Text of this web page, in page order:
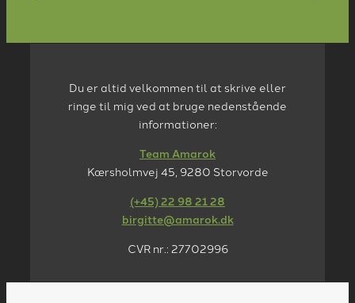
Du er altid velkommen til at skrive eller
ringe til mig ved at bruge nedenstående
informationer:
Team Amarok
Kærsholmvej 45, 9280 Storvorde
(+45) 22 98 21 28
birgitte@amarok.dk
CVR nr.: 27702996